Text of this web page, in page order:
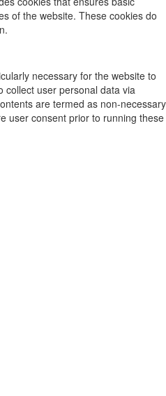
of the website. These cookies do
necessary for the website to
collect user personal data via
are termed as non-necessary
user consent prior to running these